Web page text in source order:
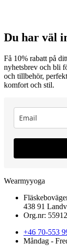
Du har väl
Få 10% rabatt på
nyhetsbrev och bli
och tillbehör,
komfort och stil.
Wearmyyoga
438 91
Org.nr:
+46 70-553
Måndag -